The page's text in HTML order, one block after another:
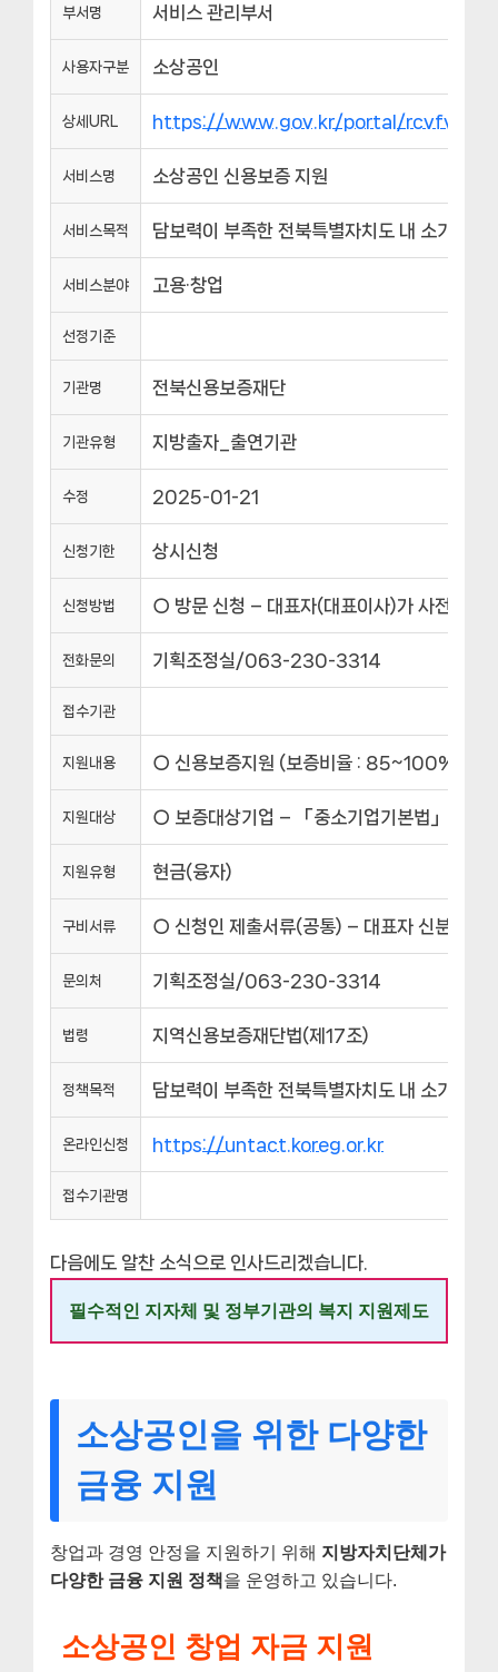
부서명 서비스 관리부서
사용자구분 소상공인
상세URL https://www.gov.kr/portal/
서비스명 소상공인 신용보증 지원
서비스목적 담보력이 부족한 전북특별자치도 내 소기업,
서비스분야 고용·창업
선정기준
기관명 전북신용보증재단
기관유형 지방출자_출연기관
수정 2025-01-21
신청기한 상시신청
신청방법 ○ 방문 신청 – 대표자(대표이사)가 사전준비
전화문의 기획조정실/063-230-3314
접수기관
지원내용 ○ 신용보증지원 (보증비율 : 85~100%) – 전
지원대상 ○ 보증대상기업 – 「중소기업기본법」 제2조
지원유형 현금(융자)
구비서류 ○ 신청인 제출서류(공통) – 대표자 신분증(실
문의처 기획조정실/063-230-3314
법령 지역신용보증재단법(제17조)
정책목적 담보력이 부족한 전북특별자치도 내 소기업,
온라인신청 https://untact.koreg.or.kr
접수기관명
다음에도 알찬 소식으로 인사드리겠습니다.
필수적인 지자체 및 정부기관의 복지 지원제도
소상공인을 위한 다양한
금융 지원
창업과 경영 안정을 지원하기 위해 지방자치단체가
다양한 금융 지원 정책을 운영하고 있습니다.
소상공인 창업 자금 지원